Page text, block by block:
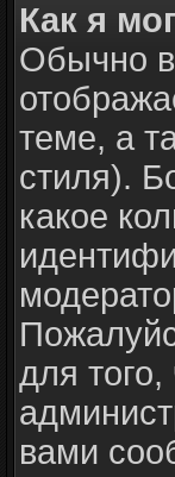
Как я
Обычно
теме, а
стиля).
какое
для
вами